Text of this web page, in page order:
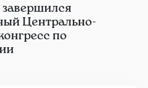
Центрально-
по